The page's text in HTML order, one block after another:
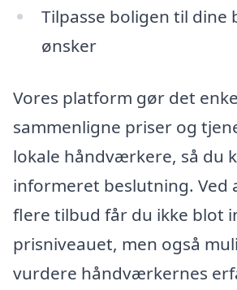
Tilpasse boligen til dine
ønsker
Vores platform gør det
sammenligne priser og
lokale håndværkere, så du
informeret beslutning. Ved
flere tilbud får du ikke blot
prisniveauet, men også
vurdere håndværkernes